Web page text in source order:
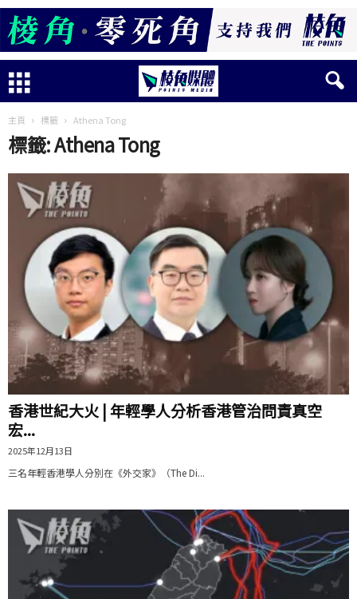
主頁 標籤 Athena Tong
標籤: Athena Tong
香港世紀大火 | 年輕學人分析香港管治問責真空
宏...
2025年12月13日
三名年輕香港學人分別在《外交家》（The Di...